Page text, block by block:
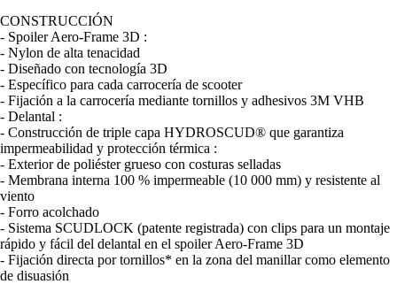
CONSTRUCCIÓN
- Spoiler Aero-Frame 3D :
- Nylon de alta tenacidad
- Diseñado con tecnología 3D
- Específico para cada carrocería de scooter
- Fijación a la carrocería mediante tornillos y adhesivos 3M VHB
- Delantal :
- Construcción de triple capa HYDROSCUD® que garantiza
impermeabilidad y protección térmica :
- Exterior de poliéster grueso con costuras selladas
- Membrana interna 100 % impermeable (10 000 mm) y resistente al
viento
- Forro acolchado
- Sistema SCUDLOCK (patente registrada) con clips para un montaje
rápido y fácil del delantal en el spoiler Aero-Frame 3D
- Fijación directa por tornillos* en la zona del manillar como elemento
de disuasión